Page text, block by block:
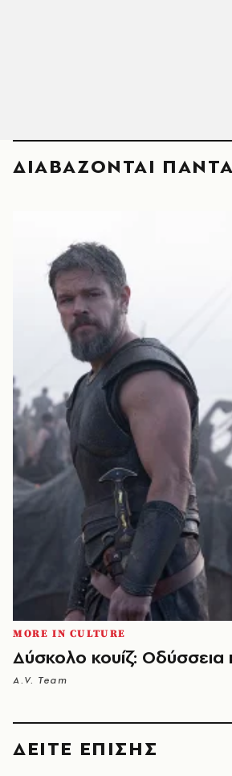
ΔΙΑΒΑΖΟΝΤΑΙ ΠΑΝΤΑ
MORE IN CULTURE
Δύσκολο κουίζ: Οδύσσεια
A.V. Team
ΔΕΙΤΕ ΕΠΙΣΗΣ